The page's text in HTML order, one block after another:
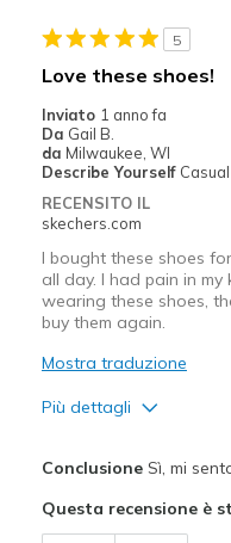
5
Love these shoes!
Inviato 1 anno fa
Da Gail B.
da Milwaukee, WI
Describe Yourself Casual
RECENSITO IL
skechers.com
I bought these shoes
all day. I had pain in my
wearing these shoes,
buy them again.
Mostra traduzione
Più dettagli
Width
ConclusioneSì, mi
Questa recensione è